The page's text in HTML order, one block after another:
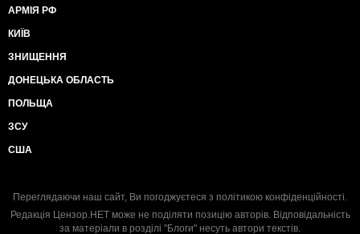
АРМІЯ РФ
КИЇВ
ЗНИЩЕННЯ
ДОНЕЦЬКА ОБЛАСТЬ
ПОЛЬЩА
ЗСУ
США
Переглядаючи наш сайт, Ви погоджуєтеся з політикою конфіденційності.
Редакція Цензор.НЕТ може не поділяти позицію авторів. Відповідальність
за матеріали в розділі "Блоги" несуть автори текстів.